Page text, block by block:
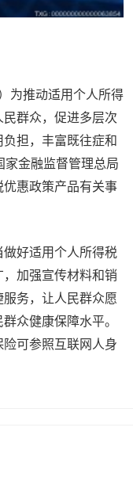
为推动适用个人所得
群众，促进多层次
担，丰富既往症和
家金融监督管理总局
惠政策产品有关事
做好适用个人所得税
加强宣传材料和销
务，让人民群众愿
众健康保障水平。
可参照互联网人身